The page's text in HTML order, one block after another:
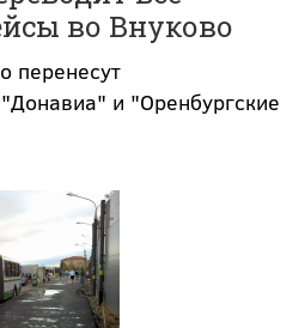
во Внуково
перенесут
и "Оренбургские